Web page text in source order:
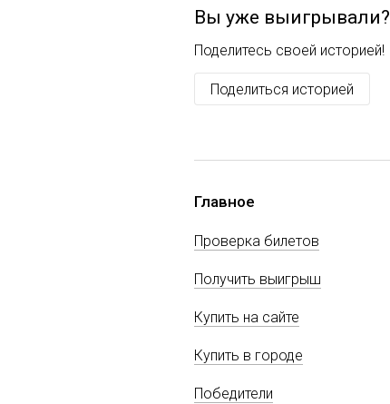
Вы уже выигрывали?
Поделитесь своей историей!
Поделиться историей
Главное
Проверка билетов
Получить выигрыш
Купить на сайте
Купить в городе
Победители